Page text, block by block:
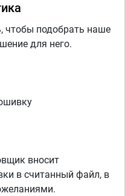
чтобы подобрать наше
для него.
вносит
в считанный файл, в